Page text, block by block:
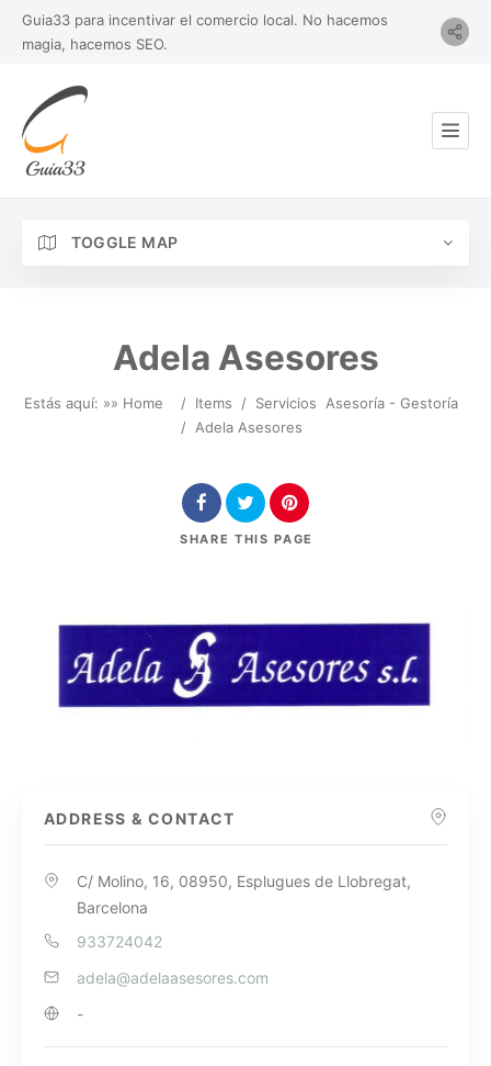
Guia33 para incentivar el comercio local. No hacemos
magia, hacemos SEO.
TOGGLE MAP
Adela Asesores
Estás aquí: »» Home / Items / Servicios
Asesoría - Gestoría
/ Adela Asesores
SHARE THIS PAGE
ADDRESS & CONTACT
C/ Molino, 16, 08950, Esplugues de Llobregat,
Barcelona
933724042
adela@adelaasesores.com
-